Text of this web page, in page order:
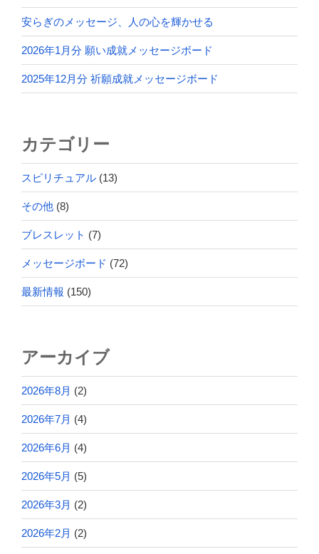
安らぎのメッセージ、人の心を輝かせる
2026年1月分 願い成就メッセージボード
2025年12月分 祈願成就メッセージボード
カテゴリー
スピリチュアル (13)
その他 (8)
ブレスレット (7)
メッセージボード (72)
最新情報 (150)
アーカイブ
2026年8月 (2)
2026年7月 (4)
2026年6月 (4)
2026年5月 (5)
2026年3月 (2)
2026年2月 (2)